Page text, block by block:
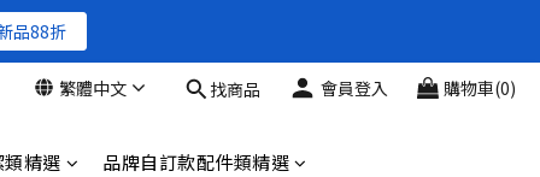
品88折
品88折繁體中文 找商品 會員登入 購物車(0)
精選 品牌自訂款配件類精選